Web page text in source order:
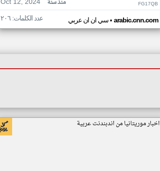
منذ سنة FG17QB
سي ان ان عربي• arabic.cnn.com عدد الكلمات: ٢٠٦
اخبار موريتانيا من اندبندنت عربية